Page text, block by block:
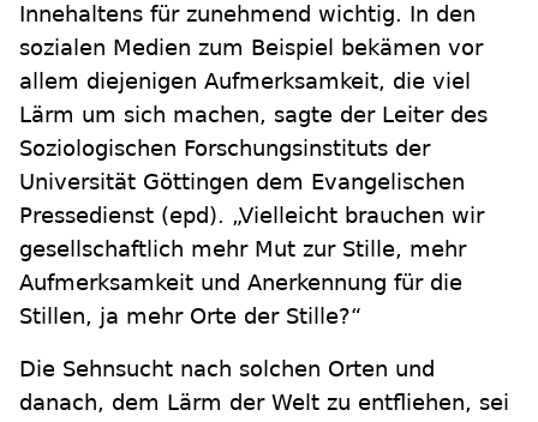
Innehaltens für zunehmend wichtig. In den
sozialen Medien zum Beispiel bekämen vor
allem diejenigen Aufmerksamkeit, die viel
Lärm um sich machen, sagte der Leiter des
Soziologischen Forschungsinstituts der
Universität Göttingen dem Evangelischen
Pressedienst (epd). „Vielleicht brauchen wir
gesellschaftlich mehr Mut zur Stille, mehr
Aufmerksamkeit und Anerkennung für die
Stillen, ja mehr Orte der Stille?“
Die Sehnsucht nach solchen Orten und
danach, dem Lärm der Welt zu entfliehen, sei